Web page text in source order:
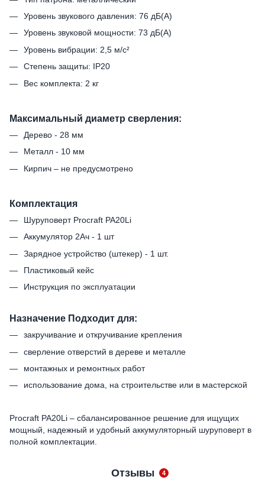
Уровень звукового давления: 76 дБ(А)
Уровень звуковой мощности: 73 дБ(А)
Уровень вибрации: 2,5 м/с²
Степень защиты: IP20
Вес комплекта: 2 кг
Максимальный диаметр сверления:
Дерево - 28 мм
Металл - 10 мм
Кирпич – не предусмотрено
Комплектация
Шуруповерт Procraft PA20Li
Аккумулятор 2Ач - 1 шт
Зарядное устройство (штекер) - 1 шт.
Пластиковый кейс
Инструкция по эксплуатации
Назначение Подходит для:
закручивание и откручивание крепления
сверление отверстий в дереве и металле
монтажных и ремонтных работ
использование дома, на строительстве или в мастерской
Procraft PA20Li – сбалансированное решение для ищущих
мощный, надежный и удобный аккумуляторный шуруповерт в
полной комплектации.
Отзывы 4